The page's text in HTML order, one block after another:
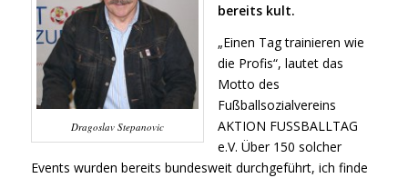
Dragoslav Stepanovic
bereits kult.
„Einen Tag trainieren wie
die Profis“, lautet das
Motto des
Fußballsozialvereins
AKTION FUSSBALLTAG
e.V. Über 150 solcher
Events wurden bereits bundesweit durchgeführt, ich finde